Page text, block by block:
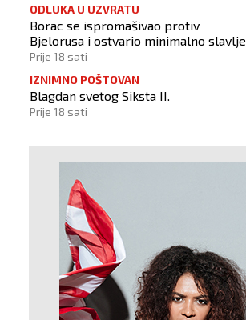
ODLUKA U UZVRATU
Borac se ispromašivao protiv
Bjelorusa i ostvario minimalno slavlje
Prije 18 sati
IZNIMNO POŠTOVAN
Blagdan svetog Siksta II.
Prije 18 sati